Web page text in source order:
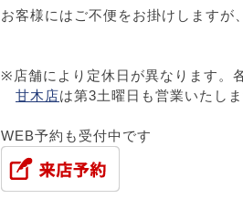
お客様にはご不便をお掛けしますが
※店舗により定休日が異なります。
甘木店は第3土曜日も営業いたしま
WEB予約も受付中です